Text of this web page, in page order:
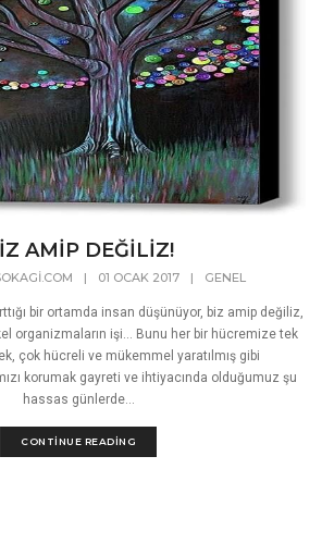
AMİP DEĞİLİZ!
| 01 OCAK 2017 | GENEL
bir ortamda insan düşünüyor, biz amip değiliz,
organizmaların işi... Bunu her bir hücremize tek
çok hücreli ve mükemmel yaratılmış gibi
korumak gayreti ve ihtiyacında olduğumuz şu
hassas günlerde...
CONTINUE READING